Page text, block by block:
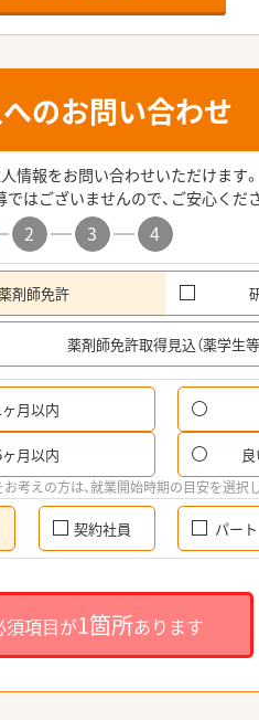
のお問い合わせ
情報をお問い合わせいただけます。
はございませんので、ご安心くだ
2 3 4
剤師免許
薬剤師免許取得見込（薬学生等
月以内
月以内
考えの方は、就業開始時期の目安を選択
契約社員 パート
須項目が1箇所あります